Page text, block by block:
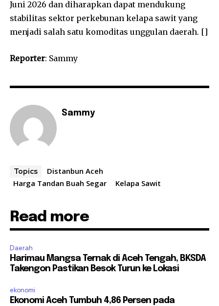
Juni 2026 dan diharapkan dapat mendukung
stabilitas sektor perkebunan kelapa sawit yang
menjadi salah satu komoditas unggulan daerah. []
Reporter: Sammy
Sammy
Topics
Distanbun Aceh
Harga Tandan Buah Segar
Kelapa Sawit
Read more
Daerah
Harimau Mangsa Ternak di Aceh Tengah, BKSDA
Takengon Pastikan Besok Turun ke Lokasi
ekonomi
Ekonomi Aceh Tumbuh 4,86 Persen pada